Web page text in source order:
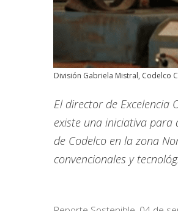
División Gabriela Mistral, Codelco
El director de Excelencia
existe una iniciativa
de Codelco en la zona
convencionales y